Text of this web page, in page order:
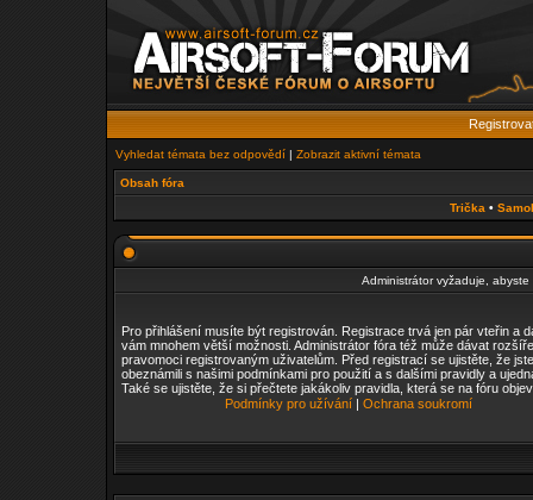
Vyhledat témata bez odpovědí | Zobrazit aktivní témata
Obsah fóra
Trička •
Administrátor vyžaduje,
Pro přihlášení musíte být registrován. Registrace trvá jen pár vteřin a
vám mnohem větší možnosti. Administrátor fóra též může dávat
pravomoci registrovaným uživatelům. Před registrací se ujistěte, že
obeznámili s našimi podmínkami pro použití a s dalšími pravidly a
Také se ujistěte, že si přečtete jakákoliv pravidla, která se na fóru
Podmínky pro užívání | Ochrana soukromí